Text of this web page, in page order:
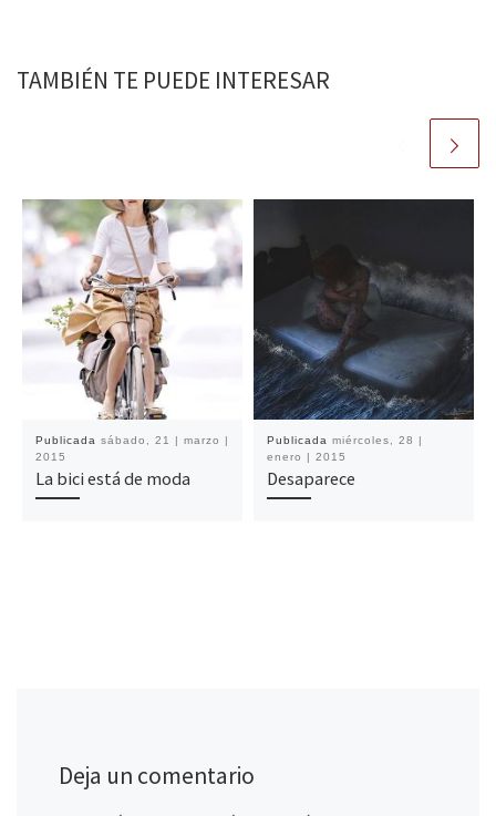
TAMBIÉN TE PUEDE INTERESAR
Publicada sábado, 21 | marzo |
2015
La bici está de moda
Publicada miércoles, 28 |
enero | 2015
Desaparece
Deja un comentario